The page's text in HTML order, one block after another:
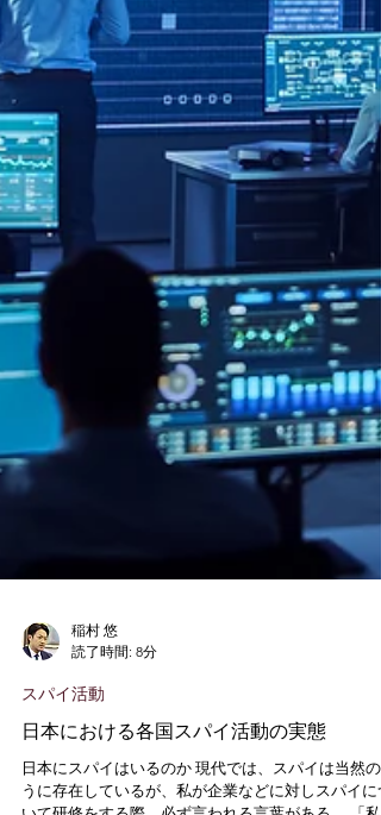
稲村 悠
読了時間: 8分
スパイ活動